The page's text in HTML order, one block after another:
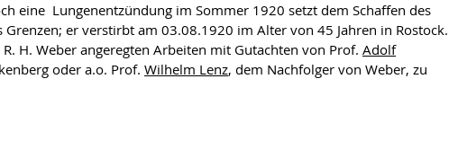
eine Lungenentzündung im Sommer 1920 setzt dem Schaffen des
er verstirbt am 03.08.1920 im Alter von 45 Jahren in Rostock.
H. Weber angeregten Arbeiten mit Gutachten von Prof. Adolf
oder a.o. Prof. Wilhelm Lenz, dem Nachfolger von Weber, zu